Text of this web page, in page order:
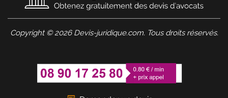
Copyright © 2026 Devis-juridique.com. Tous droits réservés.